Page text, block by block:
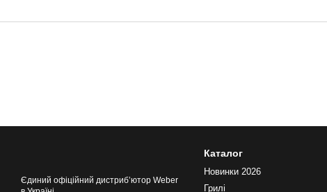
Єдиний офіційний дистрибʼютор Weber
Каталог
Новинки 2026
Грилі